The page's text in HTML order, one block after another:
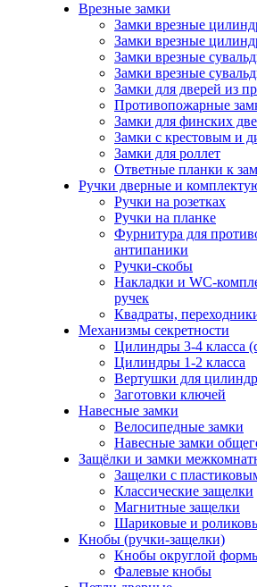
Врезные замки
Замки врезные
Замки врезные
Замки врезные
Замки врезные
Замки для дверей из
Противопожарные
Замки для финских
Замки с крестовым и
Замки для роллет
Ответные планки к
Ручки дверные и
Ручки на розетках
Ручки на планке
Фурнитура для
антипаники
Ручки-скобы
Накладки и WC-
ручек
Квадраты,
Механизмы секретности
Цилиндры 3-4 класса
Цилиндры 1-2 класса
Вертушки для
Заготовки ключей
Навесные замки
Велосипедные замки
Навесные замки
Защёлки и замки
Защелки с
Классические защелки
Магнитные защелки
Шариковые и
Кнобы (ручки-защелки)
Кнобы округлой
Фалевые кнобы